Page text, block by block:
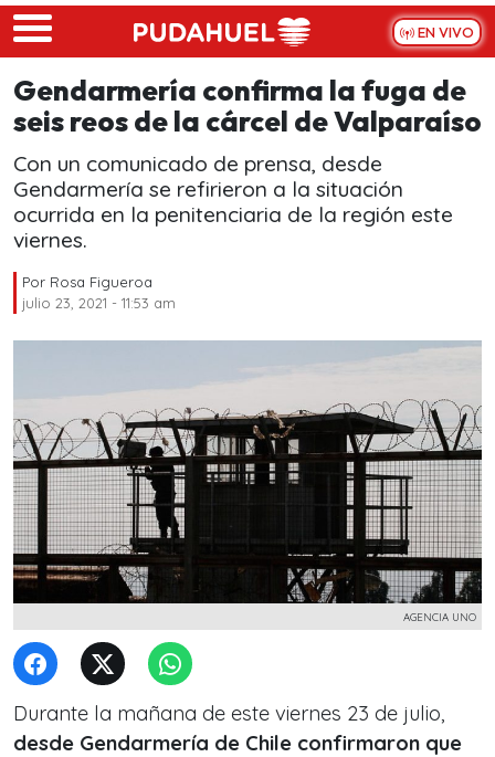
Skip to main content
EN VIVO
Gendarmería confirma la fuga de
seis reos de la cárcel de Valparaíso
Con un comunicado de prensa, desde
Gendarmería se refirieron a la situación
ocurrida en la penitenciaria de la región este
viernes.
Por Rosa Figueroa
julio 23, 2021 - 11:53 am
AGENCIA UNO
Durante la mañana de este viernes 23 de julio,
desde Gendarmería de Chile confirmaron que